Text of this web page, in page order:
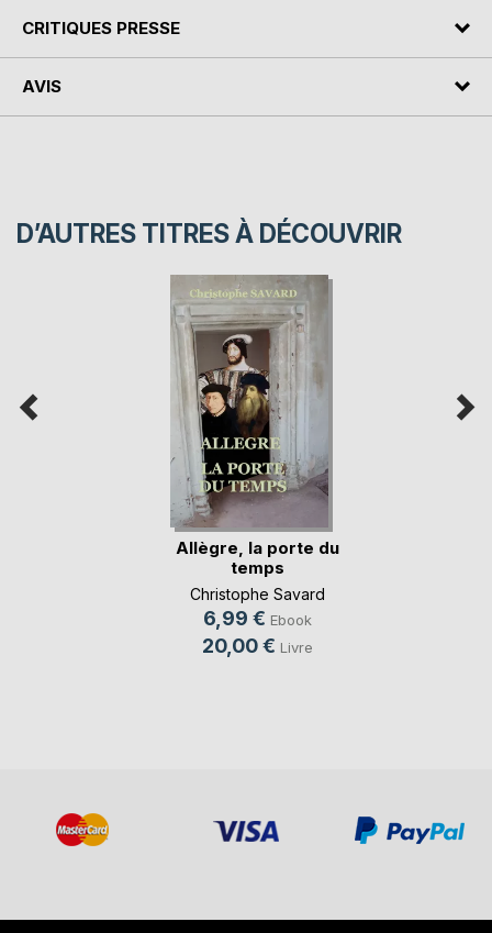
CRITIQUES PRESSE
AVIS
D’AUTRES TITRES À DÉCOUVRIR
Allègre, la porte du
temps
Christophe Savard
6,99 € Ebook
20,00 € Livre